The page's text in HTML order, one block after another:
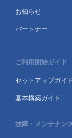
お知らせ
パートナー
ご利用開始ガイド
セットアップガイ
基本構築ガイド
故障・メンテナン